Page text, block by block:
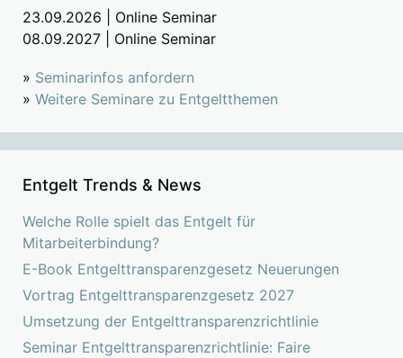
23.09.2026 | Online Seminar
08.09.2027 | Online Seminar
» Seminarinfos anfordern
» Weitere Seminare zu Entgeltthemen
Entgelt Trends & News
Welche Rolle spielt das Entgelt für
Mitarbeiterbindung?
E-Book Entgelttransparenzgesetz Neuerungen
Vortrag Entgelttransparenzgesetz 2027
Umsetzung der Entgelttransparenzrichtlinie
Seminar Entgelttransparenzrichtlinie: Faire